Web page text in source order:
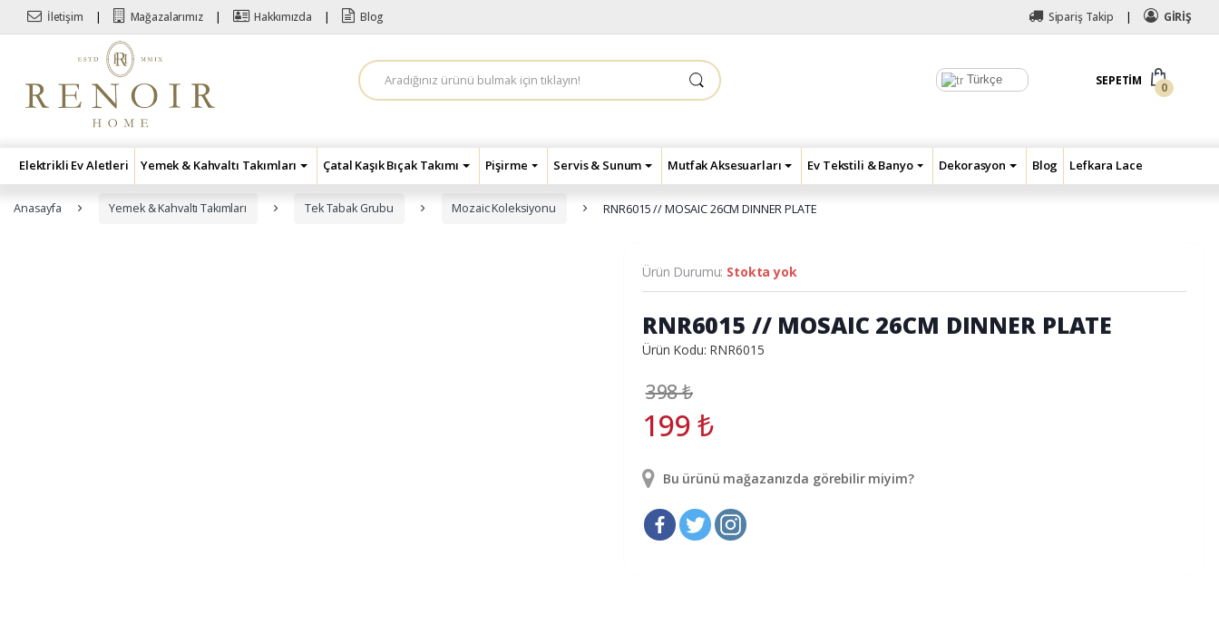
Skip to navigation
Skip to content
İletişim Mağazalarımız Hakkımızda Blog Sipariş Takip GİRİŞ
Türkçe
A
r
a
SEPETIM
0
Elektrikli Ev Aletleri Yemek & Kahvaltı Takımları Çatal Kaşık Bıçak Takımı Pişirme Servis & Sunum Mutfak Aksesuarları Ev Tekstili & Banyo Dekorasyon Blog Lefkara Lace
Anasayfa Yemek & Kahvaltı Takımları Tek Tabak Grubu Mozaic Koleksiyonu RNR6015 // MOSAIC 26CM DINNER PLATE
Ürün Durumu: Stokta yok
RNR6015 // MOSAIC 26CM DINNER PLATE
Ürün Kodu: RNR6015
398₺
199₺
Bu ürünü mağazanızda görebilir miyim?